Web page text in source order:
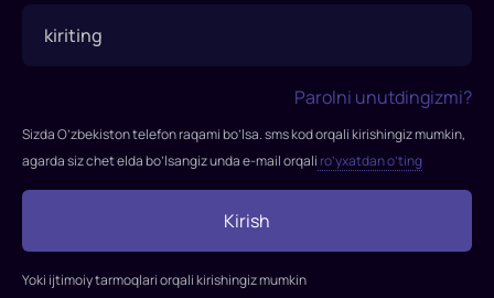
Parolni unutdingizmi?
Sizda O’zbekiston telefon raqami bo’lsa. sms kod orqali kirishingiz mumkin,
agarda siz chet elda bo’lsangiz unda e-mail orqali ro’yxatdan o’ting
Kirish
Yoki ijtimoiy tarmoqlari orqali kirishingiz mumkin